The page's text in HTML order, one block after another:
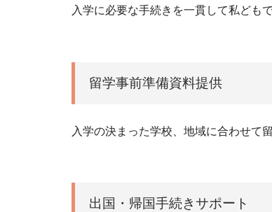
入学に必要な手続きを一貫して私ども
留学事前準備資料提供
入学の決まった学校、地域に合わせて
出国・帰国手続きサポート